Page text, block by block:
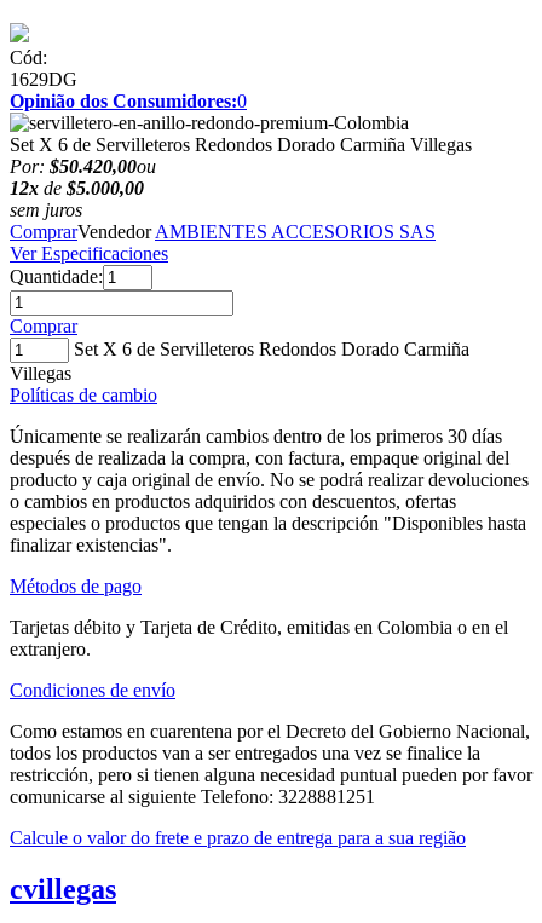
Cód:
1629DG
Opinião dos Consumidores:0
Set X 6 de Servilleteros Redondos Dorado Carmiña Villegas
Por: $50.420,00ou
12x de $5.000,00
sem juros
ComprarVendedor AMBIENTES ACCESORIOS SAS
Ver Especificaciones
Quantidade:
Comprar
Set X 6 de Servilleteros Redondos Dorado Carmiña
Villegas
Políticas de cambio
Únicamente se realizarán cambios dentro de los primeros 30 días
después de realizada la compra, con factura, empaque original del
producto y caja original de envío. No se podrá realizar devoluciones
o cambios en productos adquiridos con descuentos, ofertas
especiales o productos que tengan la descripción "Disponibles hasta
finalizar existencias".
Métodos de pago
Tarjetas débito y Tarjeta de Crédito, emitidas en Colombia o en el
extranjero.
Condiciones de envío
Como estamos en cuarentena por el Decreto del Gobierno Nacional,
todos los productos van a ser entregados una vez se finalice la
restricción, pero si tienen alguna necesidad puntual pueden por favor
comunicarse al siguiente Telefono: 3228881251
Calcule o valor do frete e prazo de entrega para a sua região
cvillegas